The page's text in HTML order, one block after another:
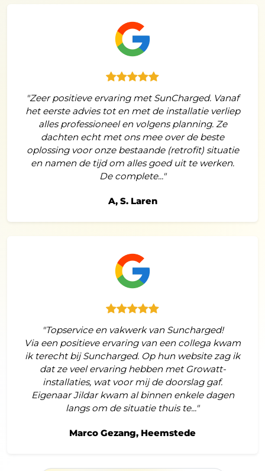
"Zeer positieve ervaring met SunCharged. Vanaf
het eerste advies tot en met de installatie verliep
alles professioneel en volgens planning. Ze
dachten echt met ons mee over de beste
oplossing voor onze bestaande (retrofit) situatie
en namen de tijd om alles goed uit te werken.
De complete..."
A, S. Laren
"Topservice en vakwerk van Suncharged!
Via een positieve ervaring van een collega kwam
ik terecht bij Suncharged. Op hun website zag ik
dat ze veel ervaring hebben met Growatt-
installaties, wat voor mij de doorslag gaf.
Eigenaar Jildar kwam al binnen enkele dagen
langs om de situatie thuis te..."
Marco Gezang, Heemstede